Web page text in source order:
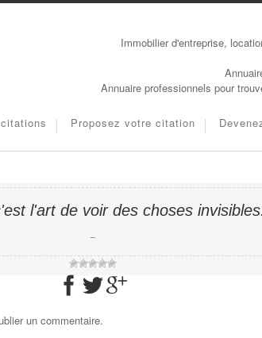
Immobilier d'entreprise,
Annuaire professionnels pour
Proposez votre citation
l'art de voir des choses invisibles.
−
un commentaire.